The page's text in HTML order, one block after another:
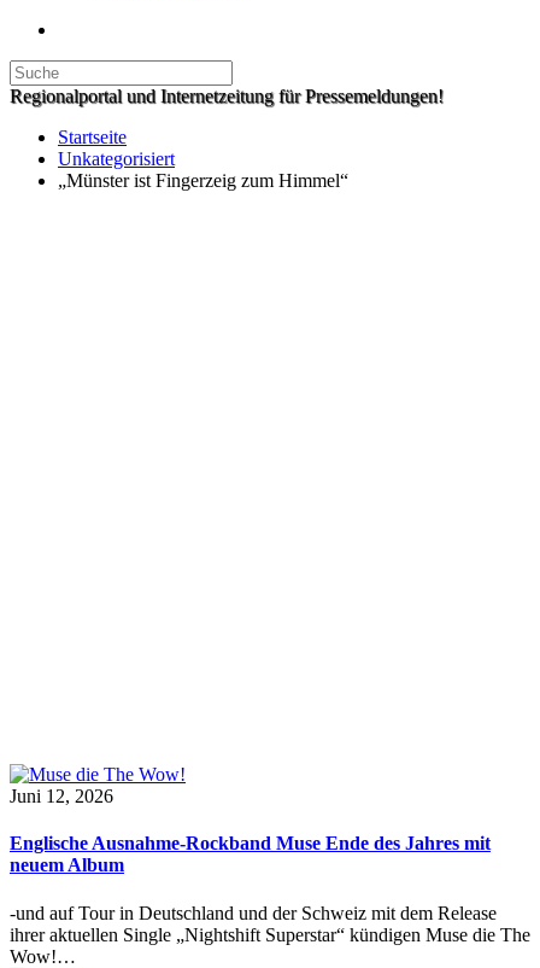
Regionalportal und Internetzeitung für Pressemeldungen!
Startseite
Unkategorisiert
„Münster ist Fingerzeig zum Himmel“
Juni 12, 2026
Englische Ausnahme-Rockband Muse Ende des Jahres mit
neuem Album
-und auf Tour in Deutschland und der Schweiz mit dem Release
ihrer aktuellen Single „Nightshift Superstar“ kündigen Muse die The
Wow!…